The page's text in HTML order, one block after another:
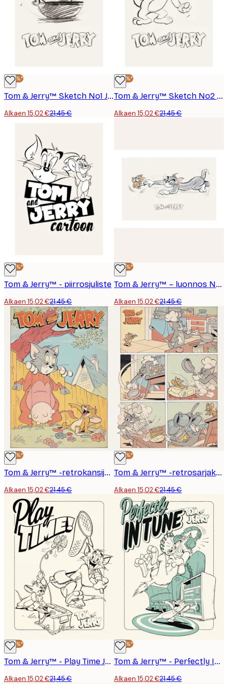
-30%*
Tom & Jerry™ Sketch No1 Juliste
Alkaen 15,02 €21,45 €
-30%*
Tom & Jerry™ Sketch No2 Juliste
Alkaen 15,02 €21,45 €
-30%*
Tom & Jerry™ - piirrosjuliste
Alkaen 15,02 €21,45 €
-30%*
Tom & Jerry™ – luonnos No3 -juliste
Alkaen 15,02 €21,45 €
-30%*
Tom & Jerry™ -retrokansijuliste
Alkaen 15,02 €21,45 €
-30%*
Tom & Jerry™ -retrosarjakuvajuliste
Alkaen 15,02 €21,45 €
-30%*
Tom & Jerry™ - Play Time Juliste
Alkaen 15,02 €21,45 €
-30%*
Tom & Jerry™ - Perfectly In Tune Juliste
Alkaen 15,02 €21,45 €